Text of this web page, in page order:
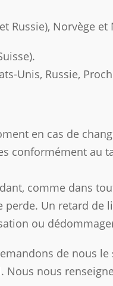
Russie), Norvège et
Unis, Russie,
en cas de
conformément au
comme dans
Un retard de
ou
de nous
nous